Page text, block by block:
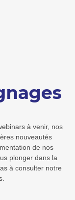
à venir, nos
nouveautés
de nos
plonger dans la
à consulter notre